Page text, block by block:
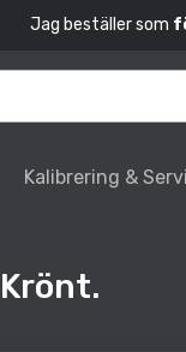
Jag beställer som
Kalibrering &